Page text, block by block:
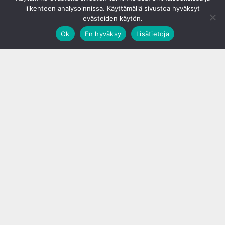
liikenteen analysoinnissa. Käyttämällä sivustoa hyväksyt
evästeiden käytön.
Ok
En hyväksy Lisätietoja